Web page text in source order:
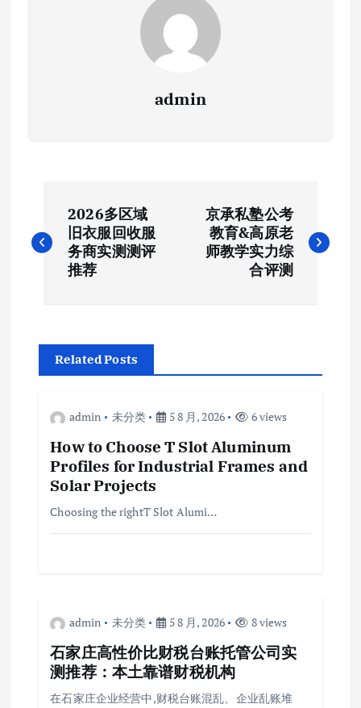
admin
章
2026多区域
旧衣服回收服
务商实测测评
推荐
京承私塾公考
教育&高原老
师教学实力综
合评测
Related Posts
admin 未分类 5 8 月, 2026 6 views
How to Choose T Slot Aluminum
Profiles for Industrial Frames and
Solar Projects
Choosing the rightT Slot Alumi…
admin 未分类 5 8 月, 2026 8 views
石家庄高性价比财税台账托管公司实
测推荐：本土靠谱财税机构
在石家庄企业经营中,财税台账混乱、企业乱账堆